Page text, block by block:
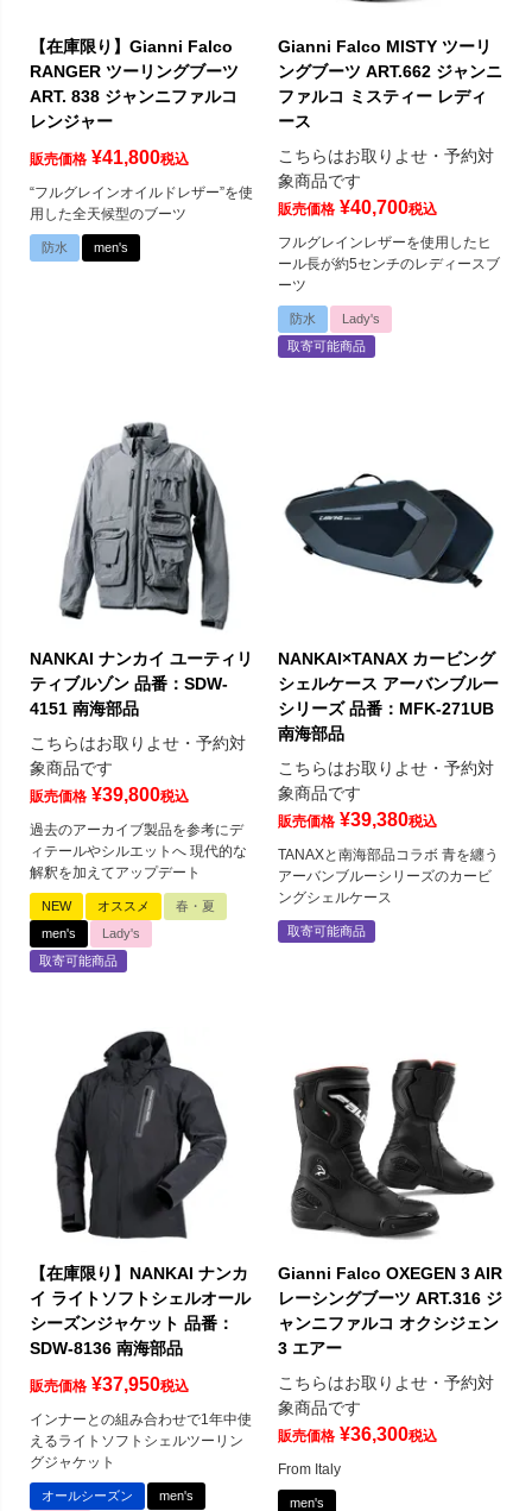
【在庫限り】Gianni Falco
RANGER ツーリングブーツ
ART. 838 ジャンニファルコ
レンジャー
販売価格 ¥41,800税込
“フルグレインオイルドレザー”を使
用した全天候型のブーツ
防水 men's
Gianni Falco MISTY ツーリ
ングブーツ ART.662 ジャンニ
ファルコ ミスティー レディ
ース
こちらはお取りよせ・予約対
象商品です
販売価格 ¥40,700税込
フルグレインレザーを使用したヒ
ール長が約5センチのレディースブ
ーツ
防水
Lady's
取寄可能商品
NANKAI ナンカイ ユーティリ
ティブルゾン 品番：SDW-
4151 南海部品
こちらはお取りよせ・予約対
象商品です
販売価格 ¥39,800税込
過去のアーカイブ製品を参考にデ
ィテールやシルエットへ 現代的な
解釈を加えてアップデート
NEW オススメ
春・夏
men's
Lady's
取寄可能商品
NANKAI×TANAX カービング
シェルケース アーバンブルー
シリーズ 品番：MFK-271UB
南海部品
こちらはお取りよせ・予約対
象商品です
販売価格 ¥39,380税込
TANAXと南海部品コラボ 青を纏う
アーバンブルーシリーズのカービ
ングシェルケース
取寄可能商品
【在庫限り】NANKAI ナンカ
イ ライトソフトシェルオール
シーズンジャケット 品番：
SDW-8136 南海部品
販売価格 ¥37,950税込
インナーとの組み合わせで1年中使
えるライトソフトシェルツーリン
グジャケット
オールシーズン
men's
Gianni Falco OXEGEN 3 AIR
レーシングブーツ ART.316 ジ
ャンニファルコ オクシジェン
3 エアー
こちらはお取りよせ・予約対
象商品です
販売価格 ¥36,300税込
From Italy
men's